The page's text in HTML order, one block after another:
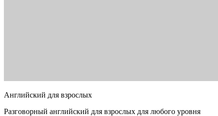
Английский для взрослых
Разговорный английский для взрослых для любого уровня